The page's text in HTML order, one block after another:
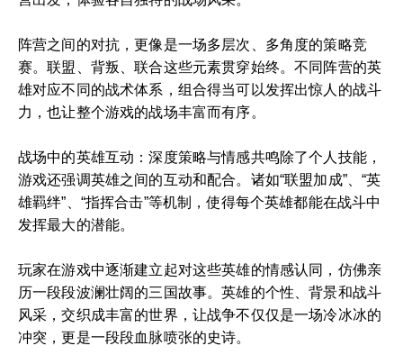
阵营之间的对抗，更像是一场多层次、多角度的策略竞
赛。联盟、背叛、联合这些元素贯穿始终。不同阵营的英
雄对应不同的战术体系，组合得当可以发挥出惊人的战斗
力，也让整个游戏的战场丰富而有序。
战场中的英雄互动：深度策略与情感共鸣除了个人技能，
游戏还强调英雄之间的互动和配合。诸如“联盟加成”、“英
雄羁绊”、“指挥合击”等机制，使得每个英雄都能在战斗中
发挥最大的潜能。
玩家在游戏中逐渐建立起对这些英雄的情感认同，仿佛亲
历一段段波澜壮阔的三国故事。英雄的个性、背景和战斗
风采，交织成丰富的世界，让战争不仅仅是一场冷冰冰的
冲突，更是一段段血脉喷张的史诗。